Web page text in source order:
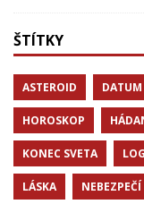
ŠTÍTKY
ASTEROID
HOROSKOP
KONEC SVETA
LÁSKA NEBEZPEČÍ